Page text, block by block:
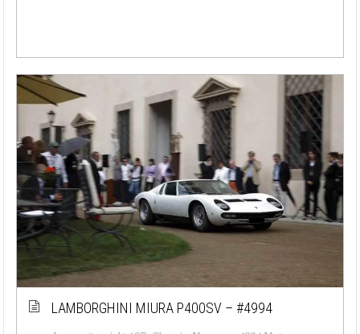
LAMBORGHINI MIURA P400SV – #4994